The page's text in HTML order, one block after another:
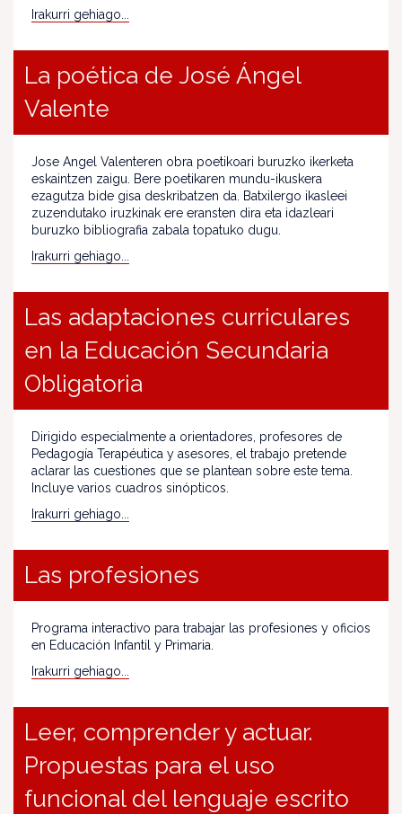
Irakurri gehiago...
La poética de José Ángel
Valente
Jose Angel Valenteren obra poetikoari buruzko ikerketa
eskaintzen zaigu. Bere poetikaren mundu-ikuskera
ezagutza bide gisa deskribatzen da. Batxilergo ikasleei
zuzendutako iruzkinak ere eransten dira eta idazleari
buruzko bibliografia zabala topatuko dugu.
Irakurri gehiago...
Las adaptaciones curriculares
en la Educación Secundaria
Obligatoria
Dirigido especialmente a orientadores, profesores de
Pedagogía Terapéutica y asesores, el trabajo pretende
aclarar las cuestiones que se plantean sobre este tema.
Incluye varios cuadros sinópticos.
Irakurri gehiago...
Las profesiones
Programa interactivo para trabajar las profesiones y oficios
en Educación Infantil y Primaria.
Irakurri gehiago...
Leer, comprender y actuar.
Propuestas para el uso
funcional del lenguaje escrito